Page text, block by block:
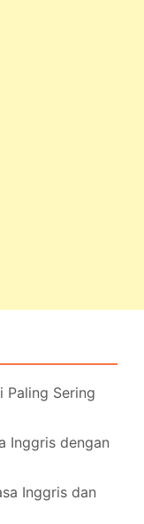
Paling Sering
Inggris dengan
Inggris dan